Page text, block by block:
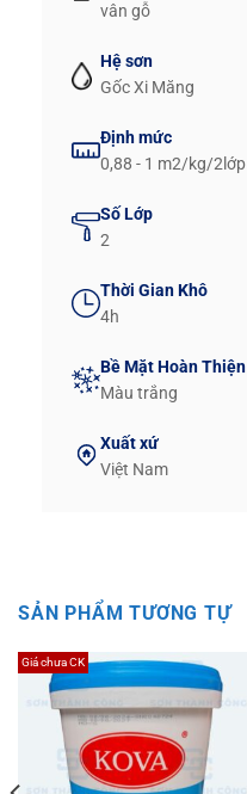
vân gỗ
Hệ sơn
Gốc Xi Măng
Định mức
0,88 - 1 m2/kg/2lớp
Số Lớp
2
Thời Gian Khô
4h
Bề Mặt Hoàn Thiện
Màu trắng
Xuất xứ
Việt Nam
SẢN PHẨM TƯƠNG TỰ
Giá chưa CK